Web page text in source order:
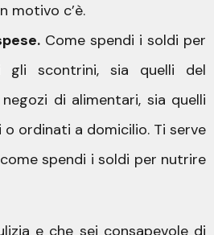
motivo c’è.
Come spendi i soldi per
gli scontrini, sia quelli del
di alimentari, sia quelli
ordinati a domicilio. Ti serve
spendi i soldi per nutrire
e che sei consapevole di